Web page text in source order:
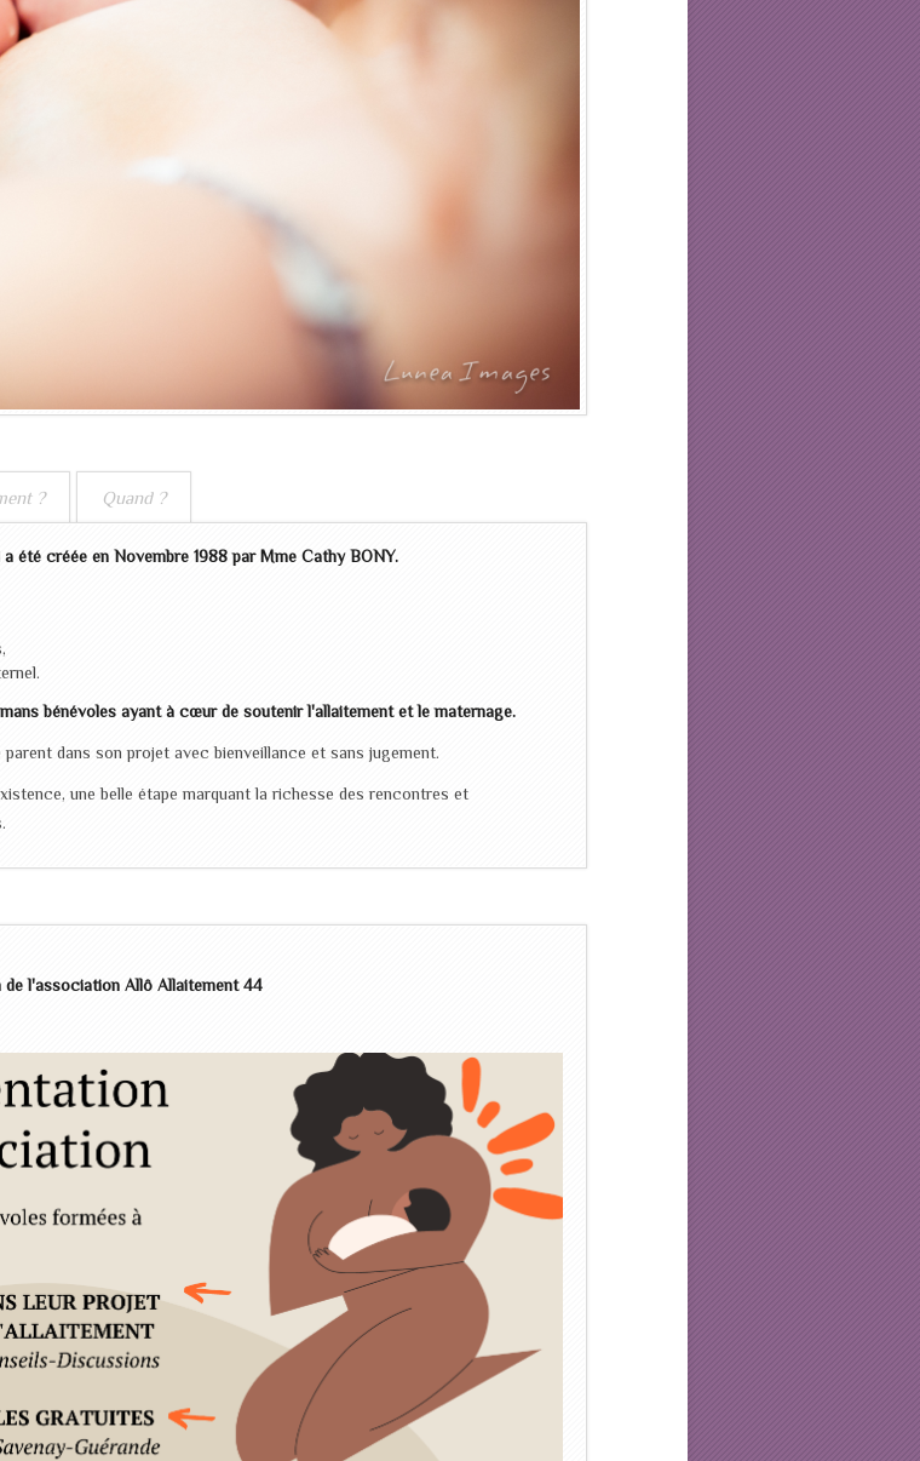
? Quand ?
été créée en Novembre 1988 par Mme Cathy BONY.
bénévoles ayant à cœur de soutenir l'allaitement et le maternage.
dans son projet avec bienveillance et sans jugement.
une belle étape marquant la richesse des rencontres et
de l'association Allô Allaitement 44